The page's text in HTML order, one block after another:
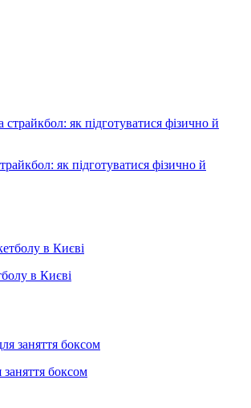
як підготуватися фізично й
в Києві
боксом